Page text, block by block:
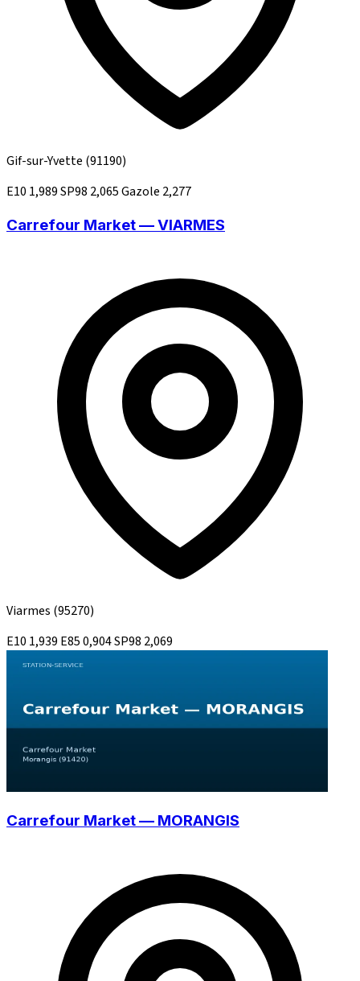
Gif-sur-Yvette (91190)
E10 1,989SP98 2,065Gazole 2,277
Carrefour Market — VIARMES
Viarmes (95270)
E10 1,939 E850,904SP98 2,069
Carrefour Market — MORANGIS